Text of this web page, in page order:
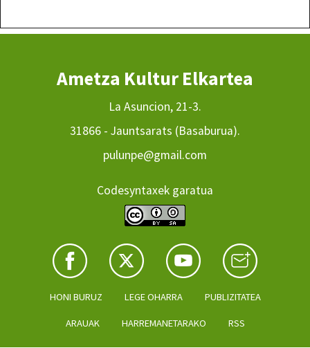
Ametza Kultur Elkartea
La Asuncion, 21-3.
31866 - Jauntsarats (Basaburua).
pulunpe@gmail.com
Codesyntaxek garatua
HONI BURUZ LEGE OHARRA PUBLIZITATEA
ARAUAK HARREMANETARAKO RSS